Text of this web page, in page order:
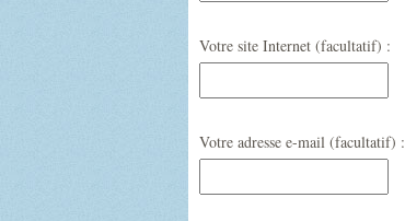
Votre site Internet (facultatif) :
Votre adresse e-mail (facultatif) :